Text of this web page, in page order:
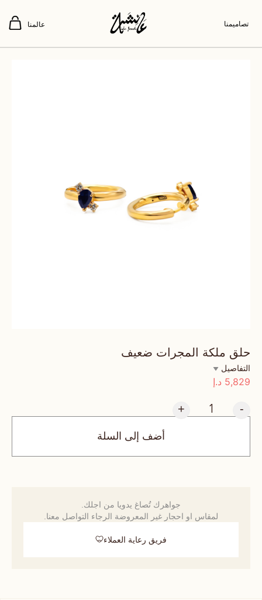
تصاميمنا عالمنا
حلق ملكة المجرات ضعيف
التفاصيل
5,829 د.إ
-
+
أضف إلى السلة
جواهرك تُصاغ يدويا من اجلك.
لمقاس او احجار غير المعروضة الرجاء التواصل معنا.
فريق رعاية العملاء